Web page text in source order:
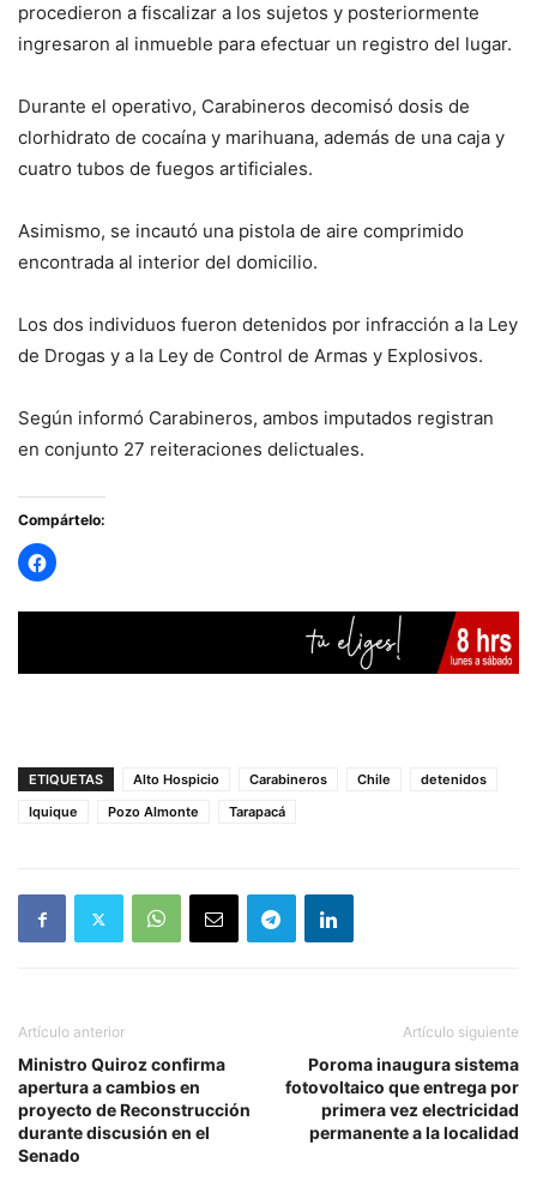
procedieron a fiscalizar a los sujetos y posteriormente
ingresaron al inmueble para efectuar un registro del lugar.
Durante el operativo, Carabineros decomisó dosis de
clorhidrato de cocaína y marihuana, además de una caja y
cuatro tubos de fuegos artificiales.
Asimismo, se incautó una pistola de aire comprimido
encontrada al interior del domicilio.
Los dos individuos fueron detenidos por infracción a la Ley
de Drogas y a la Ley de Control de Armas y Explosivos.
Según informó Carabineros, ambos imputados registran
en conjunto 27 reiteraciones delictuales.
Compártelo:
ETIQUETAS Alto Hospicio Carabineros Chile
detenidos
Iquique
Pozo Almonte Tarapacá
Artículo anterior
Ministro Quiroz confirma
apertura a cambios en
proyecto de Reconstrucción
durante discusión en el
Senado
Artículo siguiente
Poroma inaugura sistema
fotovoltaico que entrega por
primera vez electricidad
permanente a la localidad